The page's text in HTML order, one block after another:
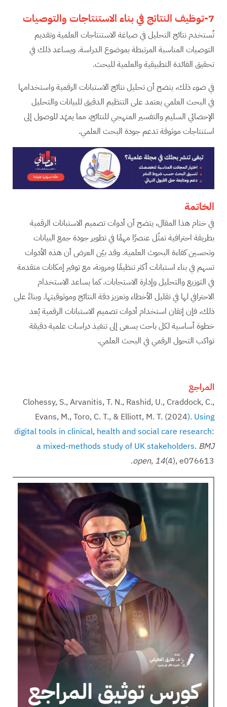
7-توظيف النتائج في بناء الاستنتاجات والتوصيات
تُستخدم نتائج التحليل في صياغة الاستنتاجات العلمية وتقديم
التوصيات المناسبة المرتبطة بموضوع الدراسة. ويساعد ذلك في
تحقيق الفائدة التطبيقية والعلمية للبحث.
في ضوء ذلك، يتضح أن تحليل نتائج الاستبانات الرقمية واستخدامها
في البحث العلمي يعتمد على التنظيم الدقيق للبيانات والتحليل
الإحصائي السليم والتفسير المنهجي للنتائج، مما يمهّد للوصول إلى
استنتاجات موثوقة تدعم جودة البحث العلمي.
الخاتمة
في ختام هذا المقال، يتضح أن أدوات تصميم الاستبانات الرقمية
بطريقة احترافية تمثّل عنصرًا مهمًا في تطوير جودة جمع البيانات
وتحسين كفاءة البحوث العلمية. وقد بيّن العرض أن هذه الأدوات
تسهم في بناء استبانات أكثر تنظيمًا ومرونة، مع توفير إمكانات متقدمة
في التوزيع والتحليل وإدارة الاستجابات. كما يساعد الاستخدام
الاحترافي لها في تقليل الأخطاء وتعزيز دقة النتائج وموثوقيتها. وبناءً على
ذلك، فإن إتقان استخدام أدوات تصميم الاستبانات الرقمية يُعد
خطوة أساسية لكل باحث يسعى إلى تنفيذ دراسات علمية دقيقة
تواكب التحول الرقمي في البحث العلمي.
المراجع
Clohessy, S., Arvanitis, T. N., Rashid, U., Craddock, C.,
Evans, M., Toro, C. T., & Elliott, M. T. (2024). Using
digital tools in clinical, health and social care research:
a mixed-methods study of UK stakeholders. BMJ
open, 14(4), e076613.‏